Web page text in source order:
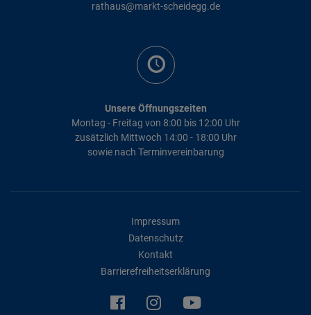
rathaus@markt-scheidegg.de
Unsere Öffnungszeiten
Montag - Freitag von 8:00 bis 12:00 Uhr
zusätzlich Mittwoch 14:00 - 18:00 Uhr
sowie nach Terminvereinbarung
Impressum
Datenschutz
Kontakt
Barrierefreiheitserklärung